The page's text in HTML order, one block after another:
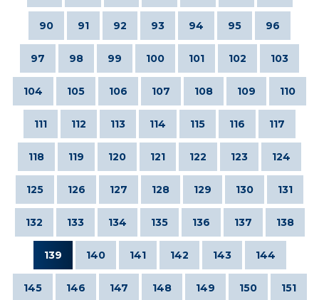
90 91 92 93 94 95 96
97 98 99 100 101 102 103
104 105 106 107 108 109 110
111 112 113 114 115 116 117
118 119 120 121 122 123 124
125 126 127 128 129 130 131
132 133 134 135 136 137 138
139 140 141 142 143 144
145 146 147 148 149 150 151